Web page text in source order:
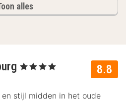
alles
8.8
, 4 Sterren
stijl midden in het oude